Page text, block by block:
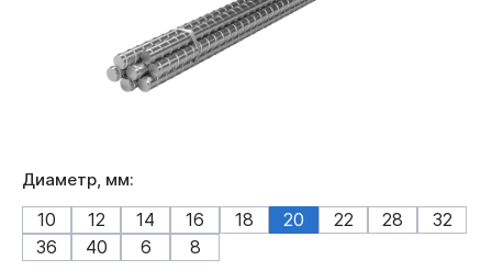
Диаметр, мм:
10 12 14 16 18 20 22 28
32
36
40 6 8